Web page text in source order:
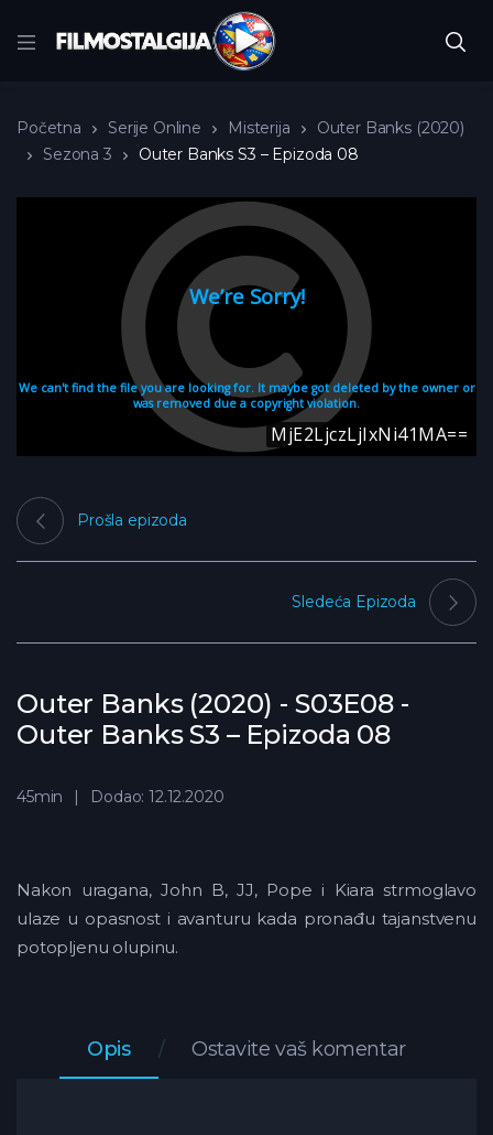
Početna Serije Online Misterija
Outer Banks (2020)
Sezona 3
Outer Banks S3 – Epizoda 08
Outer Banks (2020) - S03E08 -
Outer Banks S3 – Epizoda 08
Prošla epizoda
Sledeća Epizoda
45min Dodao: 12.12.2020
Nakon uragana, John B, JJ, Pope i Kiara strmoglavo
ulaze u opasnost i avanturu kada pronađu tajanstvenu
potopljenu olupinu.
Opis Ostavite vaš komentar